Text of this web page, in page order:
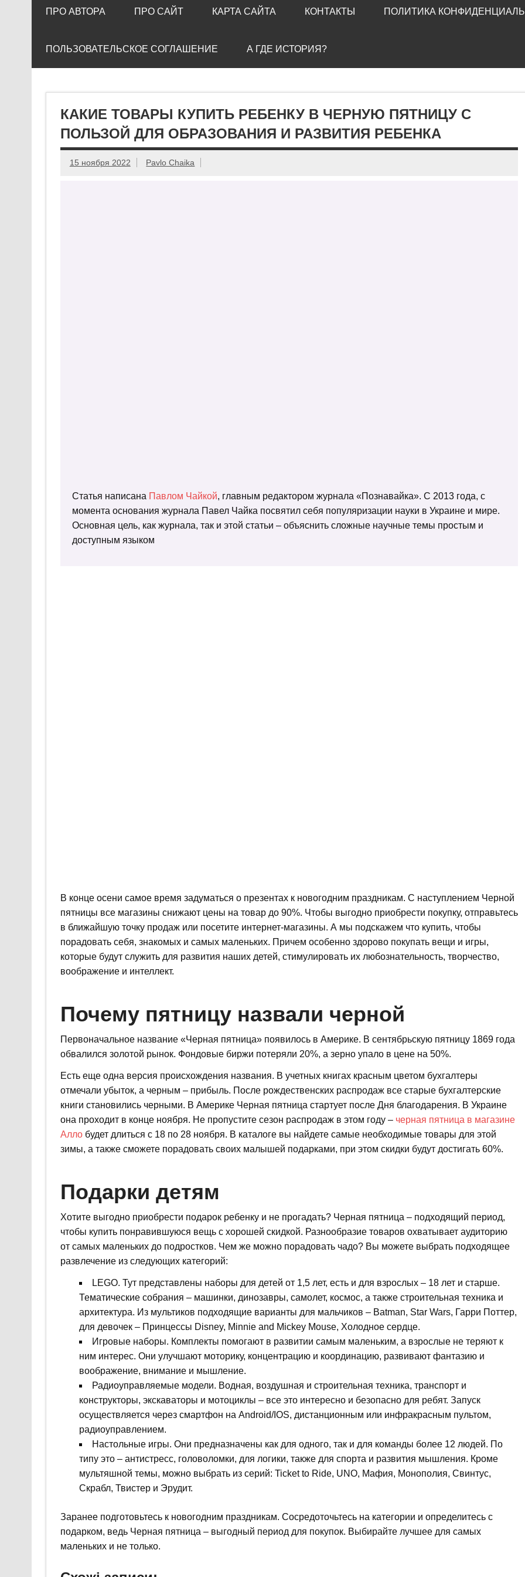
ПРО АВТОРА ПРО САЙТ КАРТА САЙТА КОНТАКТЫ ПОЛИТИКА
ПОЛЬЗОВАТЕЛЬСКОЕ СОГЛАШЕНИЕ А ГДЕ ИСТОРИЯ?
КАКИЕ ТОВАРЫ КУПИТЬ РЕБЕНКУ В ЧЕРНУЮ ПЯТНИЦУ С
ПОЛЬЗОЙ ДЛЯ ОБРАЗОВАНИЯ И РАЗВИТИЯ РЕБЕНКА
15 ноября 2022 Pavlo Chaika
Статья написана Павлом Чайкой, главным редактором журнала «Познавайка». С 2013 года, с
момента основания журнала Павел Чайка посвятил себя популяризации науки в Украине и мире.
Основная цель, как журнала, так и этой статьи – объяснить сложные научные темы простым и
доступным языком
В конце осени самое время задуматься о презентах к новогодним праздникам. С наступлением Черной
пятницы все магазины снижают цены на товар до 90%. Чтобы выгодно приобрести покупку, отправьтесь
в ближайшую точку продаж или посетите интернет-магазины. А мы подскажем что купить, чтобы
порадовать себя, знакомых и самых маленьких. Причем особенно здорово покупать вещи и игры,
которые будут служить для развития наших детей, стимулировать их любознательность, творчество,
воображение и интеллект.
Почему пятницу назвали черной
Первоначальное название «Черная пятница» появилось в Америке. В сентябрьскую пятницу 1869 года
обвалился золотой рынок. Фондовые биржи потеряли 20%, а зерно упало в цене на 50%.
Есть еще одна версия происхождения названия. В учетных книгах красным цветом бухгалтеры
отмечали убыток, а черным – прибыль. После рождественских распродаж все старые бухгалтерские
книги становились черными. В Америке Черная пятница стартует после Дня благодарения. В Украине
она проходит в конце ноября. Не пропустите сезон распродаж в этом году – черная пятница в магазине
Аллобудет длиться с 18 по 28 ноября. В каталоге вы найдете самые необходимые товары для этой
зимы, а также сможете порадовать своих малышей подарками, при этом скидки будут достигать 60%.
Подарки детям
Хотите выгодно приобрести подарок ребенку и не прогадать? Черная пятница – подходящий период,
чтобы купить понравившуюся вещь с хорошей скидкой. Разнообразие товаров охватывает аудиторию
от самых маленьких до подростков. Чем же можно порадовать чадо? Вы можете выбрать подходящее
развлечение из следующих категорий:
LEGO. Тут представлены наборы для детей от 1,5 лет, есть и для взрослых – 18 лет и старше.
Тематические собрания – машинки, динозавры, самолет, космос, а также строительная техника и
архитектура. Из мультиков подходящие варианты для мальчиков – Batman, Star Wars, Гарри Поттер,
для девочек – Принцессы Disney, Minnie and Mickey Mouse, Холодное сердце.
Игровые наборы. Комплекты помогают в развитии самым маленьким, а взрослые не теряют к
ним интерес. Они улучшают моторику, концентрацию и координацию, развивают фантазию и
воображение, внимание и мышление.
Радиоуправляемые модели. Водная, воздушная и строительная техника, транспорт и
конструкторы, экскаваторы и мотоциклы – все это интересно и безопасно для ребят. Запуск
осуществляется через смартфон на Android/IOS, дистанционным или инфракрасным пультом,
радиоуправлением.
Настольные игры. Они предназначены как для одного, так и для команды более 12 людей. По
типу это – антистресс, головоломки, для логики, также для спорта и развития мышления. Кроме
мультяшной темы, можно выбрать из серий: Ticket to Ride, UNO, Мафия, Монополия, Свинтус,
Скрабл, Твистер и Эрудит.
Заранее подготовьтесь к новогодним праздникам. Сосредоточьтесь на категории и определитесь с
подарком, ведь Черная пятница – выгодный период для покупок. Выбирайте лучшее для самых
маленьких и не только.